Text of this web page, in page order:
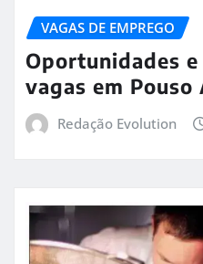
VAGAS DE EMPREGO
Oportunidades
vagas em Pouso
Redação Evolution